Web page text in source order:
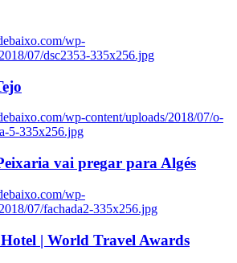
wp-
07/dsc2353-335x256.jpg
wp-content/uploads/2018/07/o-
5-335x256.jpg
vai pregar para Algés
wp-
07/fachada2-335x256.jpg
| World Travel Awards